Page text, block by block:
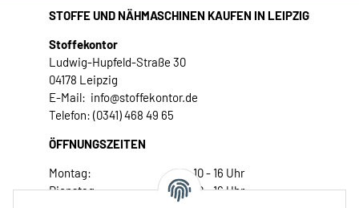
STOFFE UND NÄHMASCHINEN KAUFEN IN LEIPZIG
Stoffekontor
Ludwig-Hupfeld-Straße 30
04178 Leipzig
E-Mail: info@stoffekontor.de
Telefon: (0341) 468 49 65
ÖFFNUNGSZEITEN
Montag:
10 - 16 Uhr
Dienstag:
10 - 16 Uhr